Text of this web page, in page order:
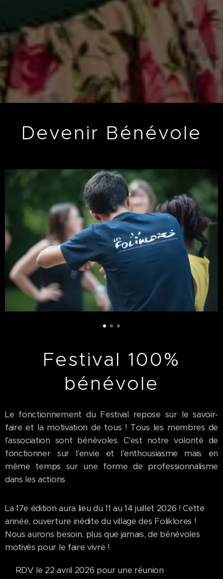
Devenir Bénévole
Festival 100%
bénévole
Le fonctionnement du Festival repose sur le savoir-
faire et la motivation de tous ! Tous les membres de
l'association sont bénévoles. C'est notre volonté de
fonctionner sur l'envie et l'enthousiasme mais en
même temps sur une forme de professionnalisme
dans les actions
La 17e édition aura lieu du 11 au 14 juillet 2026 ! Cette
année, ouverture inédite du village des Foliklores !
Nous aurons besoin, plus que jamais, de bénévoles
motivés pour le faire vivre !
📢RDV le 22 avril 2026 pour une réunion